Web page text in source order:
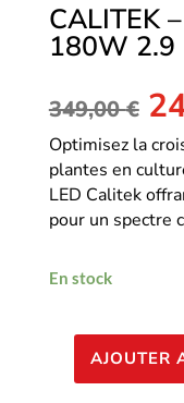
CALITEK
180W 2.9
349,00€ Le
Optimisez la
plantes en
LED Calitek
pour un spectre
En stock
quantité
AJOUTER